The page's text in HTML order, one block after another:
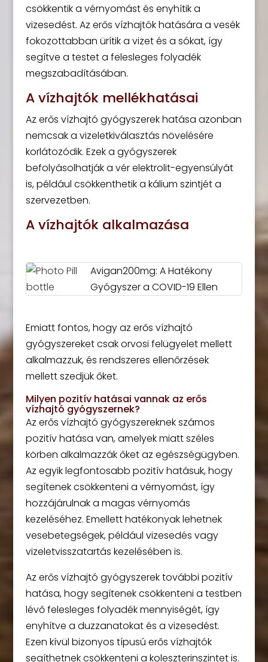
csökkentik a vérnyomást és enyhítik a
vizesedést. Az erős vízhajtók hatására a vesék
fokozottabban ürítik a vizet és a sókat, így
segítve a testet a felesleges folyadék
megszabadításában.
A vízhajtók mellékhatásai
Az erős vízhajtó gyógyszerek hatása azonban
nemcsak a vizeletkiválasztás növelésére
korlátozódik. Ezek a gyógyszerek
befolyásolhatják a vér elektrolit-egyensúlyát
is, például csökkenthetik a kálium szintjét a
szervezetben.
A vízhajtók alkalmazása
Avigan200mg: A Hatékony
Gyógyszer a COVID-19 Ellen
Emiatt fontos, hogy az erős vízhajtó
gyógyszereket csak orvosi felügyelet mellett
alkalmazzuk, és rendszeres ellenőrzések
mellett szedjük őket.
Milyen pozitív hatásai vannak az erős
vízhajtó gyógyszernek?
Az erős vízhajtó gyógyszereknek számos
pozitív hatása van, amelyek miatt széles
körben alkalmazzák őket az egészségügyben.
Az egyik legfontosabb pozitív hatásuk, hogy
segítenek csökkenteni a vérnyomást, így
hozzájárulnak a magas vérnyomás
kezeléséhez. Emellett hatékonyak lehetnek
vesebetegségek, például vizesedés vagy
vizeletvisszatartás kezelésében is.
Az erős vízhajtó gyógyszerek további pozitív
hatása, hogy segítenek csökkenteni a testben
lévő felesleges folyadék mennyiségét, így
enyhítve a duzzanatokat és a vizesedést.
Ezen kívül bizonyos típusú erős vízhajtók
segíthetnek csökkenteni a koleszterinszintet is.